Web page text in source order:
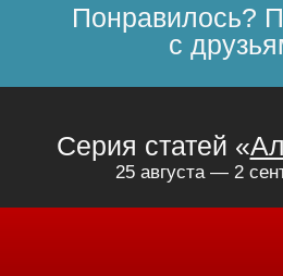
Понравилось?
с
Серия статей «
25 августа — 2